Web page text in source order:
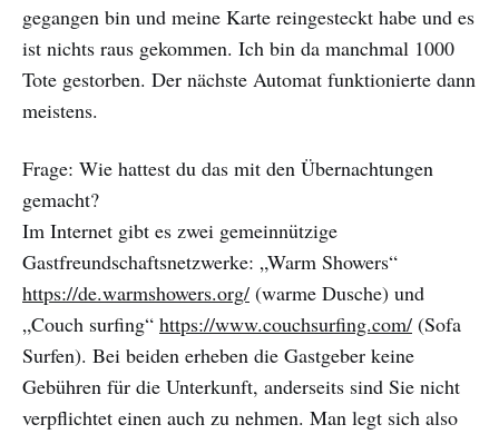
gegangen bin und meine Karte reingesteckt habe und es
ist nichts raus gekommen. Ich bin da manchmal 1000
Tote gestorben. Der nächste Automat funktionierte dann
meistens.
Frage: Wie hattest du das mit den Übernachtungen
gemacht?
Im Internet gibt es zwei gemeinnützige
Gastfreundschaftsnetzwerke: „Warm Showers“
https://de.warmshowers.org/ (warme Dusche) und
„Couch surfing“ https://www.couchsurfing.com/ (Sofa
Surfen). Bei beiden erheben die Gastgeber keine
Gebühren für die Unterkunft, anderseits sind Sie nicht
verpflichtet einen auch zu nehmen. Man legt sich also